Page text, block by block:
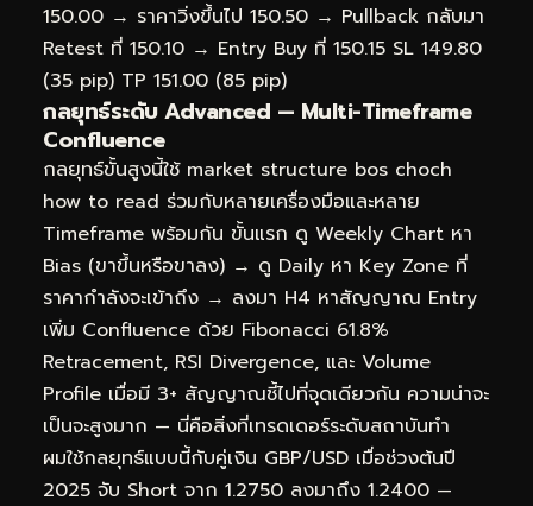
150.00 → ราคาวิ่งขึ้นไป 150.50 → Pullback กลับมา
Retest ที่ 150.10 → Entry Buy ที่ 150.15 SL 149.80
(35 pip) TP 151.00 (85 pip)
กลยุทธ์ระดับ Advanced — Multi-Timeframe
Confluence
กลยุทธ์ขั้นสูงนี้ใช้ market structure bos choch
how to read ร่วมกับหลายเครื่องมือและหลาย
Timeframe พร้อมกัน ขั้นแรก ดู Weekly Chart หา
Bias (ขาขึ้นหรือขาลง) → ดู Daily หา Key Zone ที่
ราคากำลังจะเข้าถึง → ลงมา H4 หาสัญญาณ Entry
เพิ่ม Confluence ด้วย Fibonacci 61.8%
Retracement, RSI Divergence, และ Volume
Profile เมื่อมี 3+ สัญญาณชี้ไปที่จุดเดียวกัน ความน่าจะ
เป็นจะสูงมาก — นี่คือสิ่งที่เทรดเดอร์ระดับสถาบันทำ
ผมใช้กลยุทธ์แบบนี้กับคู่เงิน GBP/USD เมื่อช่วงต้นปี
2025 จับ Short จาก 1.2750 ลงมาถึง 1.2400 —